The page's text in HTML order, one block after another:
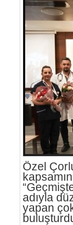
Özel
adıyla
yapan